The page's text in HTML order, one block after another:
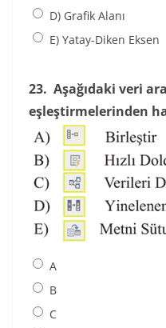
D) Grafik Alanı
E) Yatay-Diken Eksen
23. Aşağıdaki veri
eşleştirmelerinden
A
B
C